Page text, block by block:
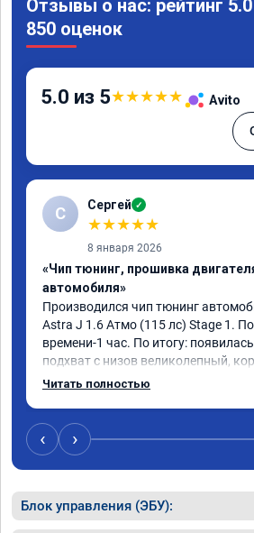
Отзывы о нас: рейтинг
850 оценок
5.0 из 5★★★★★ Avito
С Сергей ✓
★★★★★
8 января 2026
«Чип тюнинг, прошивка
автомобиля»
Производился чип тюнинг
Astra J 1.6 Атмо (115 лс) Stage 1. По
времени-1 час. По итогу: появилась
подхват с низов великолепный,
стала работать плавнее. На трассе
доволен как слон ))) Рекомендую
компанию!
Читать полностью
‹ ›
Блок управления (ЭБУ):